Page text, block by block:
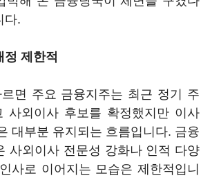
다.
제한적
면 주요 금융지주는 최근 정기 주
사외이사 후보를 확정했지만 이사
대부분 유지되는 흐름입니다. 금융
사외이사 전문성 강화나 인적 다양
사로 이어지는 모습은 제한적입니